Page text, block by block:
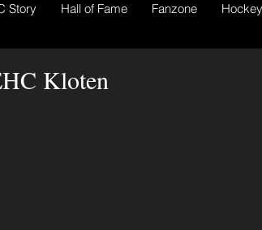
Story Hall of Fame Fanzone
Kloten